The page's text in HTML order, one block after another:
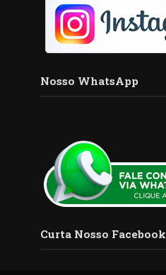
Nosso WhatsApp
Curta Nosso Facebook